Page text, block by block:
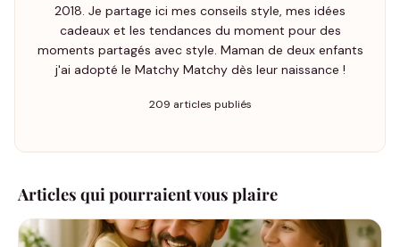
2018. Je partage ici mes conseils style, mes idées
cadeaux et les tendances du moment pour des
moments partagés avec style. Maman de deux enfants
j'ai adopté le Matchy Matchy dès leur naissance !
209 articles publiés
Articles qui pourraient vous plaire